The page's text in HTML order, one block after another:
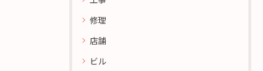
修理
店舗
ビル